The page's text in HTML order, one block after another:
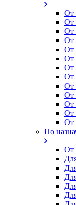
От
Oт
От
От
От
Oт
От
От
От
От
От
От
От
По
От